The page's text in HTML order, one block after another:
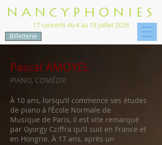
NANCYPHONIES
17 concerts du 4 au 18 juillet 2026
Billetterie
Pascal AMOYEL
PIANO, COMÉDIE
À 10 ans, lorsqu’il commence ses études
de piano à l’École Normale de
Musique de Paris, il est vite remarqué
par Gyorgy Cziffra qu’il suit en France et
en Hongrie. À 17 ans, après un